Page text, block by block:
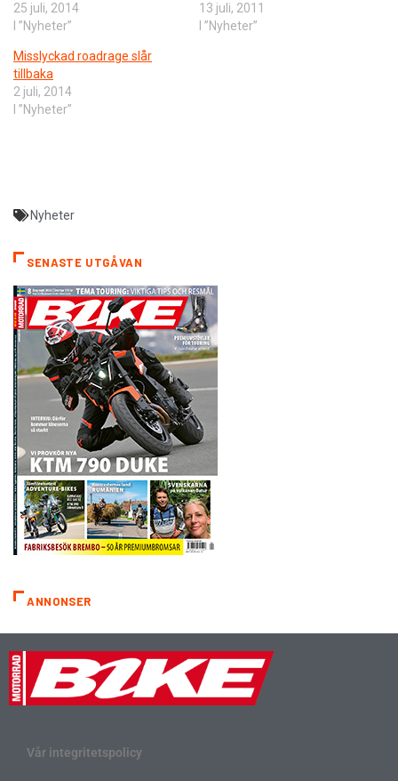
25 juli, 2014
I ”Nyheter”
13 juli, 2011
I ”Nyheter”
Misslyckad roadrage slår
tillbaka
2 juli, 2014
I ”Nyheter”
Nyheter
SENASTE UTGÅVAN
ANNONSER
Vår integritetspolicy